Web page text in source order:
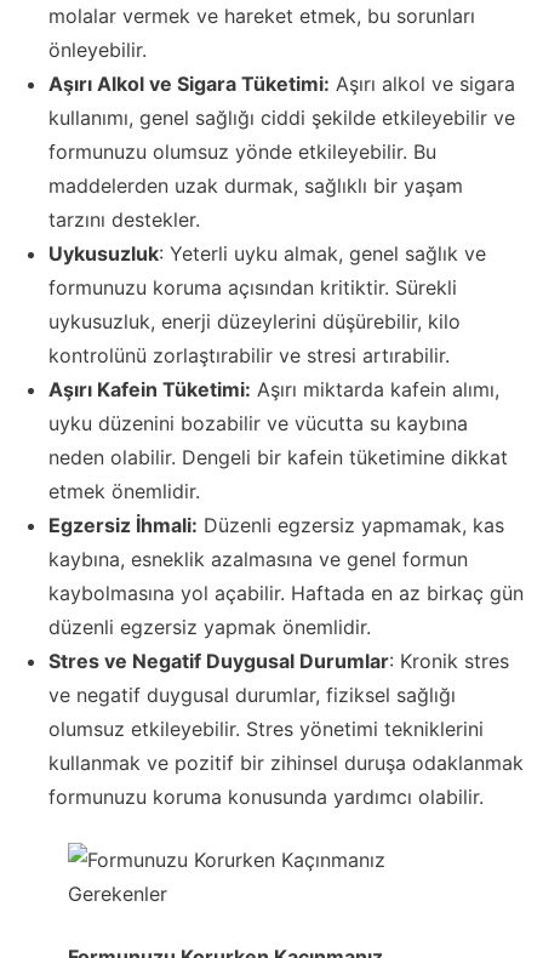
molalar vermek ve hareket etmek, bu sorunları
önleyebilir.
Aşırı Alkol ve Sigara Tüketimi: Aşırı alkol ve sigara
kullanımı, genel sağlığı ciddi şekilde etkileyebilir ve
formunuzu olumsuz yönde etkileyebilir. Bu
maddelerden uzak durmak, sağlıklı bir yaşam
tarzını destekler.
Uykusuzluk: Yeterli uyku almak, genel sağlık ve
formunuzu koruma açısından kritiktir. Sürekli
uykusuzluk, enerji düzeylerini düşürebilir, kilo
kontrolünü zorlaştırabilir ve stresi artırabilir.
Aşırı Kafein Tüketimi: Aşırı miktarda kafein alımı,
uyku düzenini bozabilir ve vücutta su kaybına
neden olabilir. Dengeli bir kafein tüketimine dikkat
etmek önemlidir.
Egzersiz İhmali: Düzenli egzersiz yapmamak, kas
kaybına, esneklik azalmasına ve genel formun
kaybolmasına yol açabilir. Haftada en az birkaç gün
düzenli egzersiz yapmak önemlidir.
Stres ve Negatif Duygusal Durumlar: Kronik stres
ve negatif duygusal durumlar, fiziksel sağlığı
olumsuz etkileyebilir. Stres yönetimi tekniklerini
kullanmak ve pozitif bir zihinsel duruşa odaklanmak
formunuzu koruma konusunda yardımcı olabilir.